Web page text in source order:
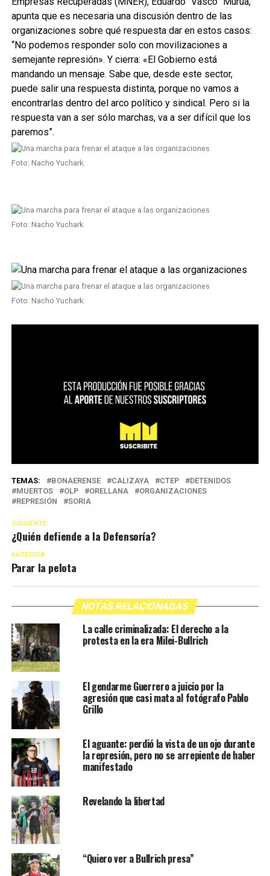
apunta que es necesaria una discusión dentro de las
organizaciones sobre qué respuesta dar en estos casos:
“No podemos responder solo con movilizaciones a
semejante represión». Y cierra: «El Gobierno está
mandando un mensaje. Sabe que, desde este sector,
puede salir una respuesta distinta, porque no vamos a
encontrarlas dentro del arco político y sindical. Pero si la
respuesta van a ser sólo marchas, va a ser difícil que los
paremos”.
Foto: Nacho Yuchark.
Foto: Nacho Yuchark
Foto: Nacho Yuchark.
TEMAS: BONAERENSE CALIZAYA CTEP
DETENIDOS
MUERTOS
OLP ORELLANA
ORGANIZACIONES
REPRESIÓN
SORIA
SIGUIENTE
¿Quién defiende a la Defensoría?
ANTERIOR
Parar la pelota
NOTAS RELACIONADAS
La calle criminalizada: El derecho a la
protesta en la era Milei-Bullrich
El gendarme Guerrero a juicio por la
agresión que casi mata al fotógrafo Pablo
Grillo
El aguante: perdió la vista de un ojo durante
la represión, pero no se arrepiente de haber
manifestado
Revelando la libertad
“Quiero ver a Bullrich presa”